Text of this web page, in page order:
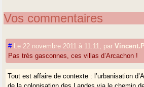
Vos commentaires
# Le 22 novembre 2011 à 11:11 parVincent.P
Pas très gasconnes, ces villas d’Arcachon !
Tout est affaire de contexte : l’urbanisation